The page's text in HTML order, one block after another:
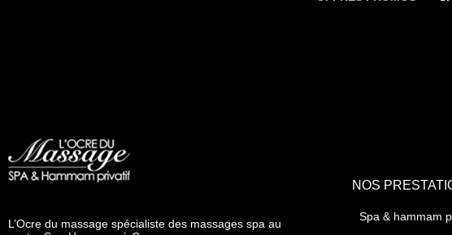
L’Ocre du massage spécialiste des massages spa au
NOS
Spa & hammam